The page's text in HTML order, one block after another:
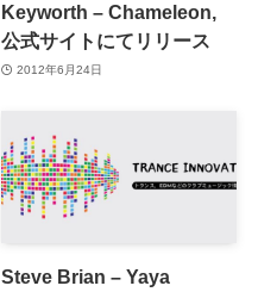
Keyworth – Chameleon,
公式サイトにてリリース
2012年6月24日
Steve Brian – Yaya